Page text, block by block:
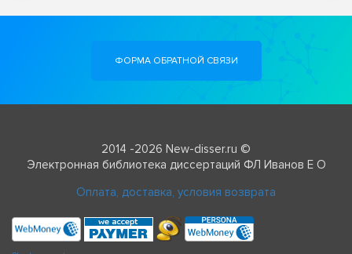
ФОРМА ОБРАТНОЙ СВЯЗИ
2014 -2026 New-disser.ru ©
Электронная библиотека диссертаций ФЛ Иванов Е О
Оплата, доставка, условия возврата